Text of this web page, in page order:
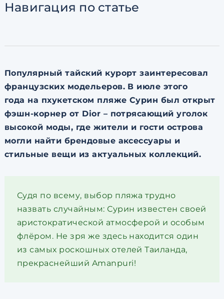
Навигация по статье
Популярный тайский курорт заинтересовал
французских модельеров. В июле этого
года на пхукетском пляже Сурин был открыт
фэшн-корнер от Dior – потрясающий уголок
высокой моды, где жители и гости острова
могли найти брендовые аксессуары и
стильные вещи из актуальных коллекций.
Судя по всему, выбор пляжа трудно
назвать случайным: Сурин известен своей
аристократической атмосферой и особым
флёром. Не зря же здесь находится один
из самых роскошных отелей Таиланда,
прекраснейший Amanpuri!
Согласен с